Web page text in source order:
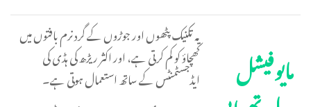
مایوفیشل
یہ تکنیک پٹھوں اور جوڑوں کے گرد نرم بافتوں میں
کھچاؤ کو کم کرتی ہے، اور اکثر ریڑھ کی ہڈی کی
ایڈجسٹمنٹس کے ساتھ استعمال ہوتی ہے۔